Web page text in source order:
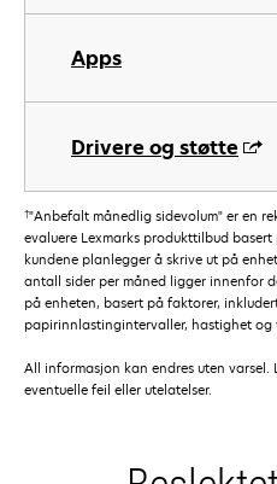
Apps
Drivere og støtte
†"Anbefalt månedlig sidevolum" er en
evaluere Lexmarks produkttilbud
kundene planlegger å skrive ut på
antall sider per måned ligger innenfor
på enheten, basert på faktorer,
papirinnlastingintervaller, hastighet og
All informasjon kan endres uten
eventuelle feil eller utelatelser.